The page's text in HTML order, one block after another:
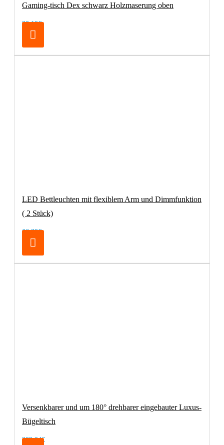
Gaming-tisch Dex schwarz Holzmaserung oben
83,19€
LED Bettleuchten mit flexiblem Arm und Dimmfunktion
( 2 Stück)
66,39€
Versenkbarer und um 180° drehbarer eingebauter Luxus-
Bügeltisch
209,24€